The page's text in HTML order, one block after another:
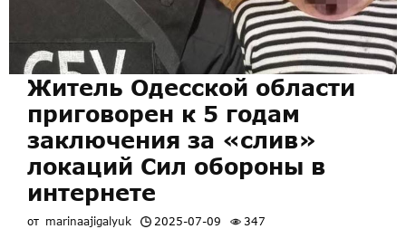
Житель Одесской области
приговорен к 5 годам
заключения за «слив»
локаций Сил обороны в
интернете
от marinaajigalyuk 2025-07-09 347